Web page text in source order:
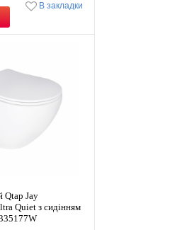
В закладки
Qtap Jay
Quiet з сидінням